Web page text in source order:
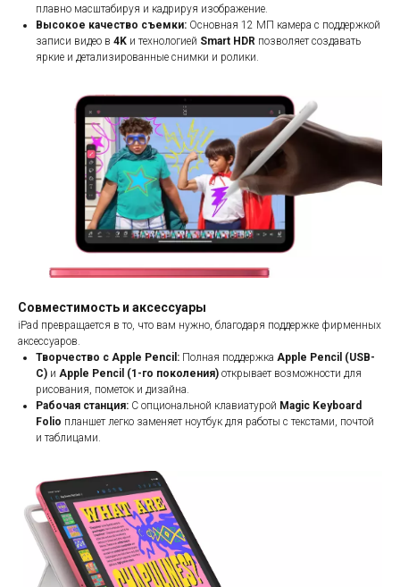
плавно масштабируя и кадрируя изображение.
Высокое качество съемки: Основная 12 МП камера с поддержкой
записи видео в 4K и технологией Smart HDR позволяет создавать
яркие и детализированные снимки и ролики.
Совместимость и аксессуары
iPad превращается в то, что вам нужно, благодаря поддержке фирменных
аксессуаров.
Творчество с Apple Pencil: Полная поддержка Apple Pencil (USB-
C) и Apple Pencil (1-го поколения) открывает возможности для
рисования, пометок и дизайна.
Рабочая станция: С опциональной клавиатурой Magic Keyboard
Folio планшет легко заменяет ноутбук для работы с текстами, почтой
и таблицами.